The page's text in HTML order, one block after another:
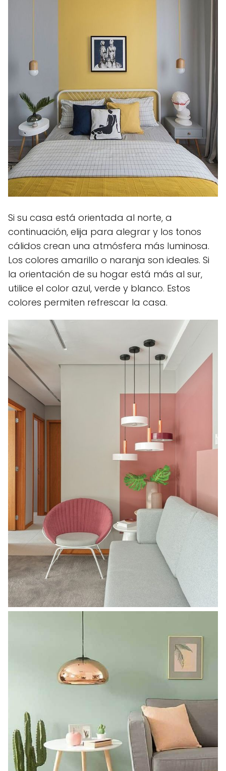
Si su casa está orientada al norte, a
continuación, elija para alegrar y los tonos
cálidos crean una atmósfera más luminosa.
Los colores amarillo o naranja son ideales. Si
la orientación de su hogar está más al sur,
utilice el color azul, verde y blanco. Estos
colores permiten refrescar la casa.